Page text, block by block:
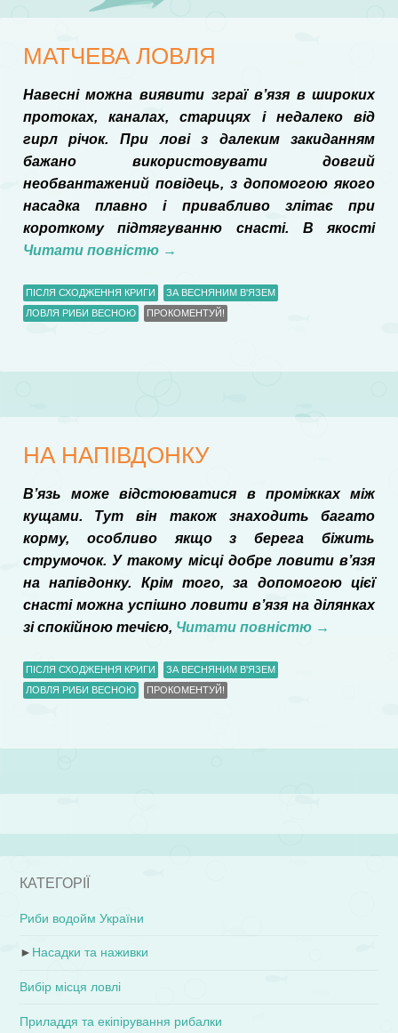
МАТЧЕВА ЛОВЛЯ
Навесні можна виявити зграї в’язя в широких
протоках, каналах, старицях і недалеко від
гирл річок. При лові з далеким закиданням
бажано використовувати довгий
необвантажений повідець, з допомогою якого
насадка плавно і привабливо злітає при
короткому підтягуванню снасті. В якості
Читати повністю →
ПІСЛЯ СХОДЖЕННЯ КРИГИ
ЗА ВЕСНЯНИМ В'ЯЗЕМ
ЛОВЛЯ РИБИ ВЕСНОЮ
ПРОКОМЕНТУЙ!
НА НАПІВДОНКУ
В’язь може відстоюватися в проміжках між
кущами. Тут він також знаходить багато
корму, особливо якщо з берега біжить
струмочок. У такому місці добре ловити в’язя
на напівдонку. Крім того, за допомогою цієї
снасті можна успішно ловити в’язя на ділянках
зі спокійною течією, Читати повністю →
ПІСЛЯ СХОДЖЕННЯ КРИГИ
ЗА ВЕСНЯНИМ В'ЯЗЕМ
ЛОВЛЯ РИБИ ВЕСНОЮ
ПРОКОМЕНТУЙ!
КАТЕГОРІЇ
Риби водойм України
► Насадки та наживки
Вибір місця ловлі
Приладдя та екіпірування рибалки